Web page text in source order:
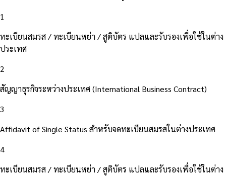
1
ทะเบียนสมรส / ทะเบียนหย่า / สูติบัตร แปลและรับรองเพื่อใช้ในต่าง
ประเทศ
2
สัญญาธุรกิจระหว่างประเทศ (International Business Contract)
3
Affidavit of Single Status สำหรับจดทะเบียนสมรสในต่างประเทศ
4
ทะเบียนสมรส / ทะเบียนหย่า / สูติบัตร แปลและรับรองเพื่อใช้ในต่าง